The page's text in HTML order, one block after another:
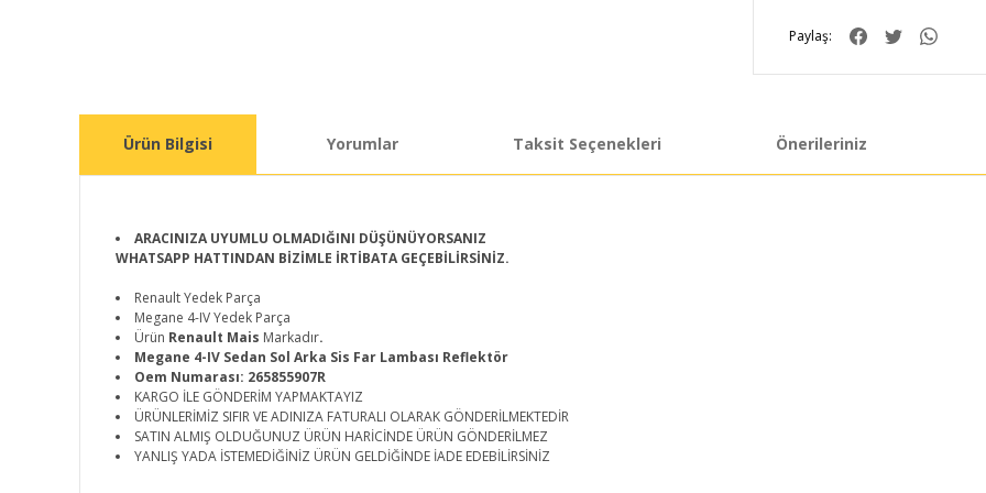
Paylaş:
Ürün Bilgisi Yorumlar Taksit Seçenekleri Önerileriniz
ARACINIZA UYUMLU OLMADIĞINI DÜŞÜNÜYORSANIZ
WHATSAPP HATTINDAN BİZİMLE İRTİBATA GEÇEBİLİRSİNİZ.
Renault Yedek Parça
Megane 4-IV Yedek Parça
Ürün Renault Mais Markadır.
Megane 4-IV Sedan Sol Arka Sis Far Lambası Reflektör
Oem Numarası: 265855907R
KARGO İLE GÖNDERİM YAPMAKTAYIZ
ÜRÜNLERİMİZ SIFIR VE ADINIZA FATURALI OLARAK GÖNDERİLMEKTEDİR
SATIN ALMIŞ OLDUĞUNUZ ÜRÜN HARİCİNDE ÜRÜN GÖNDERİLMEZ
YANLIŞ YADA İSTEMEDİĞİNİZ ÜRÜN GELDİĞİNDE İADE EDEBİLİRSİNİZ